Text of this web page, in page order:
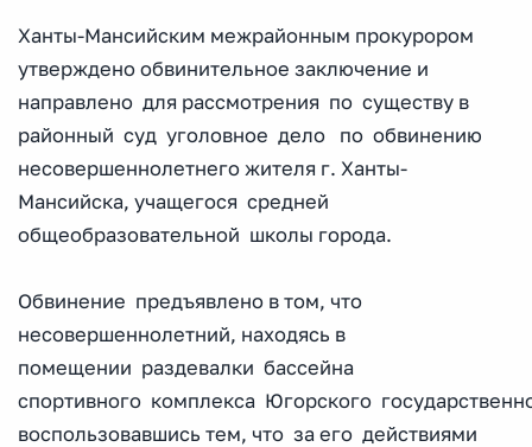
Ханты-Мансийским межрайонным прокурором
утверждено обвинительное заключение и
направлено для рассмотрения по существу в
районный суд уголовное дело по обвинению
несовершеннолетнего жителя г. Ханты-
Мансийска, учащегося средней
общеобразовательной школы города.
Обвинение предъявлено в том, что
несовершеннолетний, находясь в
помещении раздевалки бассейна
спортивного комплекса Югорского
воспользовавшись тем, что за его действиями